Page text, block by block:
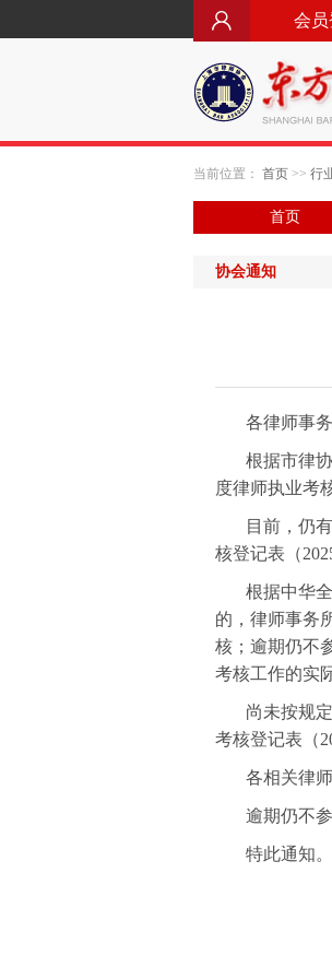
会员
当前位置： 首页 >> 行
首页
协会通知
各律师事
根据市律
度律师执业考
目前，仍
核登记表（
根据中华
的，律师事务
核；逾期仍不
考核工作的实
尚未按规
考核登记表（
各相关律
逾期仍不
特此通知。